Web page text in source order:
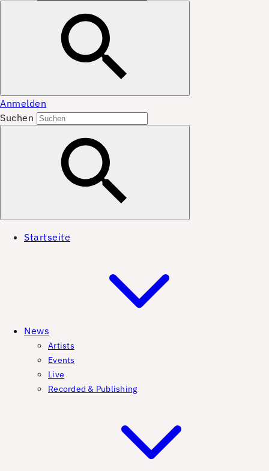
Anmelden
Suchen
Startseite
News
Artists
Events
Live
Recorded & Publishing